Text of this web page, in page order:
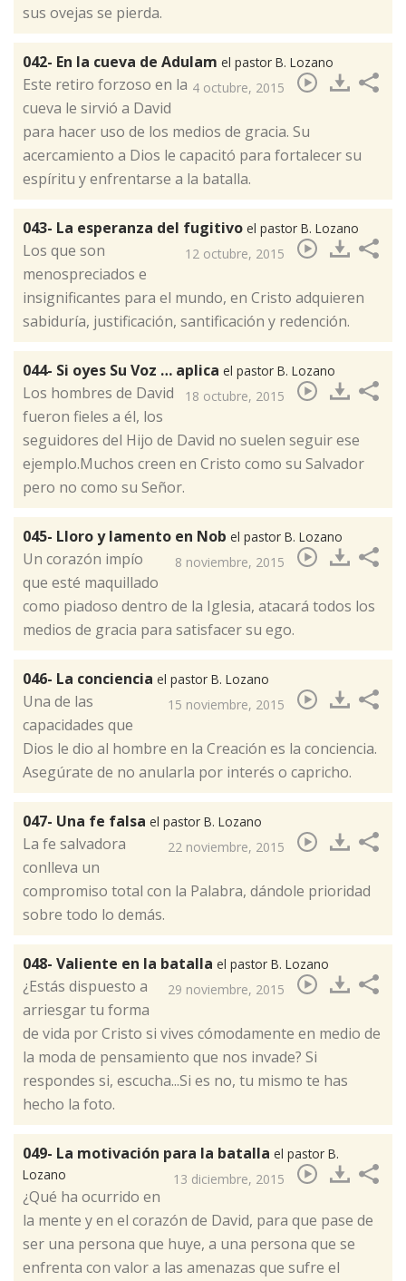
sus ovejas se pierda.
042- En la cueva de Adulam el pastor B. Lozano
4 octubre, 2015
​Este retiro forzoso en la
cueva le sirvió a David
para hacer uso de los medios de gracia. Su
acercamiento a Dios le capacitó para fortalecer su
espíritu y enfrentarse a la batalla.
043- La esperanza del fugitivo el pastor B. Lozano
12 octubre, 2015
​Los que son
menospreciados e
insignificantes para el mundo, en Cristo adquieren
sabiduría, justificación, santificación y redención.
044- Si oyes Su Voz … aplica el pastor B. Lozano
18 octubre, 2015
​Los hombres de David
fueron fieles a él, los
seguidores del Hijo de David no suelen seguir ese
ejemplo.Muchos creen en Cristo como su Salvador
pero no como su Señor.
045- Lloro y lamento en Nob el pastor B. Lozano
8 noviembre, 2015
​Un corazón impío
que esté maquillado
como piadoso dentro de la Iglesia, atacará todos los
medios de gracia para satisfacer su ego.
046- La conciencia el pastor B. Lozano
15 noviembre, 2015
​Una de las
capacidades que
Dios le dio al hombre en la Creación es la conciencia.
Asegúrate de no anularla por interés o capricho.
047- Una fe falsa el pastor B. Lozano
22 noviembre, 2015
​La fe salvadora
conlleva un
compromiso total con la Palabra, dándole prioridad
sobre todo lo demás.
048- Valiente en la batalla el pastor B. Lozano
29 noviembre, 2015
​¿Estás dispuesto a
arriesgar tu forma
de vida por Cristo si vives cómodamente en medio de
la moda de pensamiento que nos invade? Si
respondes si, escucha...Si es no, tu mismo te has
hecho la foto.
049- La motivación para la batalla el pastor B.
Lozano
13 diciembre, 2015
​¿Qué ha ocurrido en
la mente y en el corazón de David, para que pase de
ser una persona que huye, a una persona que se
enfrenta con valor a las amenazas que sufre el